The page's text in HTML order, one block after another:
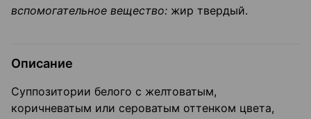
вспомогательное вещество: жир твердый.
Описание
Суппозитории белого с желтоватым,
коричневатым или сероватым оттенком цвета,